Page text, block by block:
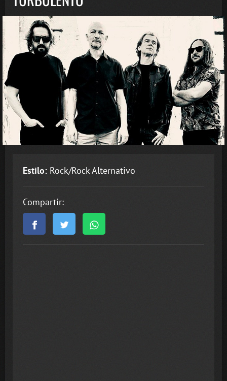
Estilo: Rock/Rock Alternativo
Compartir: